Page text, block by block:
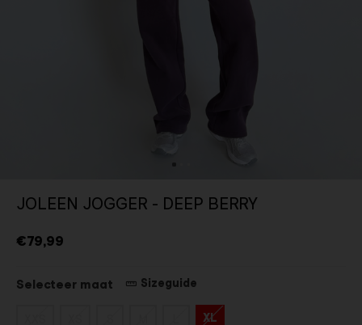
JOLEEN JOGGER - DEEP BERRY
€79,99
Selecteer maat Sizeguide
XL